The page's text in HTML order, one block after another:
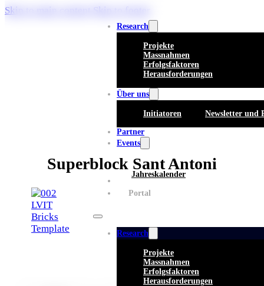
Skip to main content
Research
Projekte
Massnahmen
Erfolgsfaktoren
Herausforderungen
Über uns
Initiatoren Newsletter und
Partner
Events
Jahreskalender
Whitepaper
Portal
Research
Projekte
Massnahmen
Erfolgsfaktoren
Herausforderungen
Superblock Sant Antoni